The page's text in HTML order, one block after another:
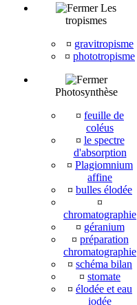
Les
tropismes
¤ gravitropisme
¤ phototropisme
Photosynthèse
¤ feuille de
coléus
¤ le spectre
d'absorption
¤ Plagiomnium
affine
¤ bulles élodée
¤
chromatographie
¤ géranium
¤ préparation
chromatographie
¤ schéma bilan
¤ stomate
¤ élodée et eau
iodée